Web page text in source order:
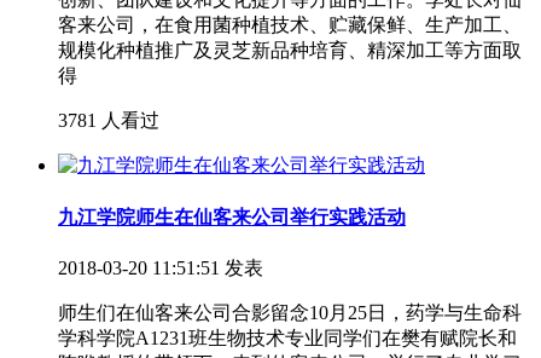
客来公司，在食用菌种植技术、贮藏保鲜、生产加工、
规模化种植推广及灵芝新品种培育、精深加工等方面取
得
3781 人看过
九江学院师生在仙客来公司举行实践活动
2018-03-20 11:51:51 发表
师生们在仙客来公司合影留念10月25日，药学与生命科
学科学院A1231班生物技术专业同学们在樊有赋院长和